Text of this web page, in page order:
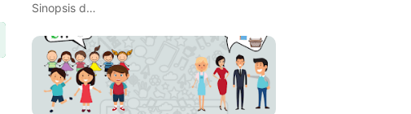
Sinopsis d…